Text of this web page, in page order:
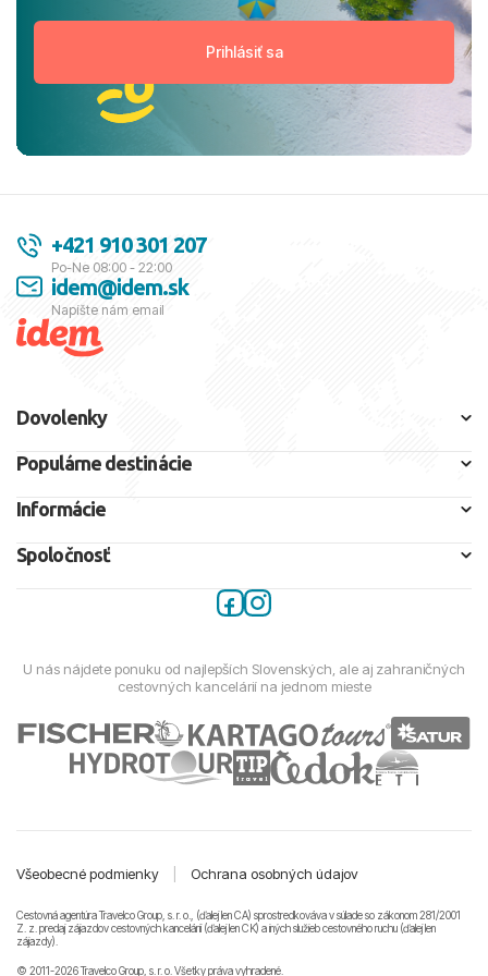
+421 910 301 207
Po-Ne 08:00 - 22:00
idem@idem.sk
Napíšte nám email
Dovolenky
Populárne destinácie
Informácie
Spoločnosť
U nás nájdete ponuku od najlepších Slovenských, ale aj zahraničných
cestovných kancelárií na jednom mieste
Všeobecné podmienky Ochrana osobných údajov
Cestovná agentúra Travelco Group, s. r. o., (ďalej len CA) sprostredkováva v súlade so zákonom 281/2001
Z. z. predaj zájazdov cestovných kancelárii (ďalej len CK) a iných služieb cestovného ruchu (ďalej len
zájazdy).
© 2011-2026 Travelco Group, s. r. o. Všetky práva vyhradené.